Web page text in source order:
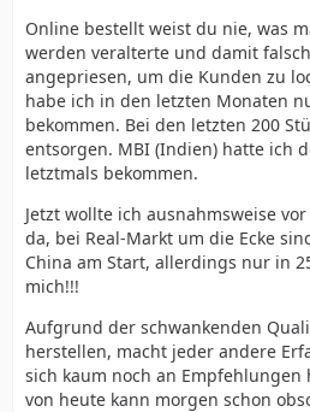
Online bestellt weist du nie, was
werden veralterte und damit
angepriesen, um die Kunden zu
habe ich in den letzten Monaten
bekommen. Bei den letzten 200
entsorgen. MBI (Indien) hatte ich
letztmals bekommen.
Jetzt wollte ich ausnahmsweise
da, bei Real-Markt um die Ecke
China am Start, allerdings nur in
mich!!!
Aufgrund der schwankenden
herstellen, macht jeder andere
sich kaum noch an Empfehlungen
von heute kann morgen schon